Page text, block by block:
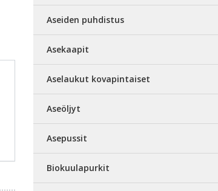
Aseiden puhdistus
Asekaapit
Aselaukut kovapintaiset
Aseöljyt
Asepussit
Biokuulapurkit